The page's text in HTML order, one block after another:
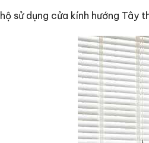
sử dụng cửa kính hướng Tây